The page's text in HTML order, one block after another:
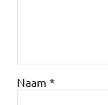
Naam *